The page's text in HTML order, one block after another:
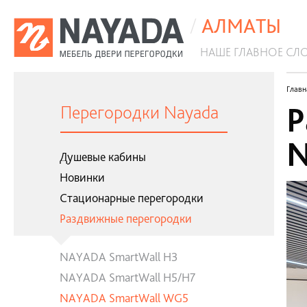
/ АЛМАТЫ
НАШЕ ГЛАВНОЕ
Перегородки Nayada
Душевые кабины
Новинки
Стационарные перегородки
Раздвижные перегородки
NAYADA SmartWall H3
NAYADA SmartWall H5/H7
NAYADA SmartWall WG5